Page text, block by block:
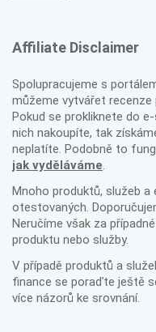
Affiliate Disclaimer
Spolupracujeme s
můžeme vytvářet recenze
Pokud se prokliknete do
nich nakoupíte, tak
neplatíte. Podobně to
jak vyděláváme.
Mnoho produktů, služeb
otestovaných.
Neručíme však za
produktu nebo služby.
V případě produktů a
finance se poraďte ještě
více názorů ke srovnání.